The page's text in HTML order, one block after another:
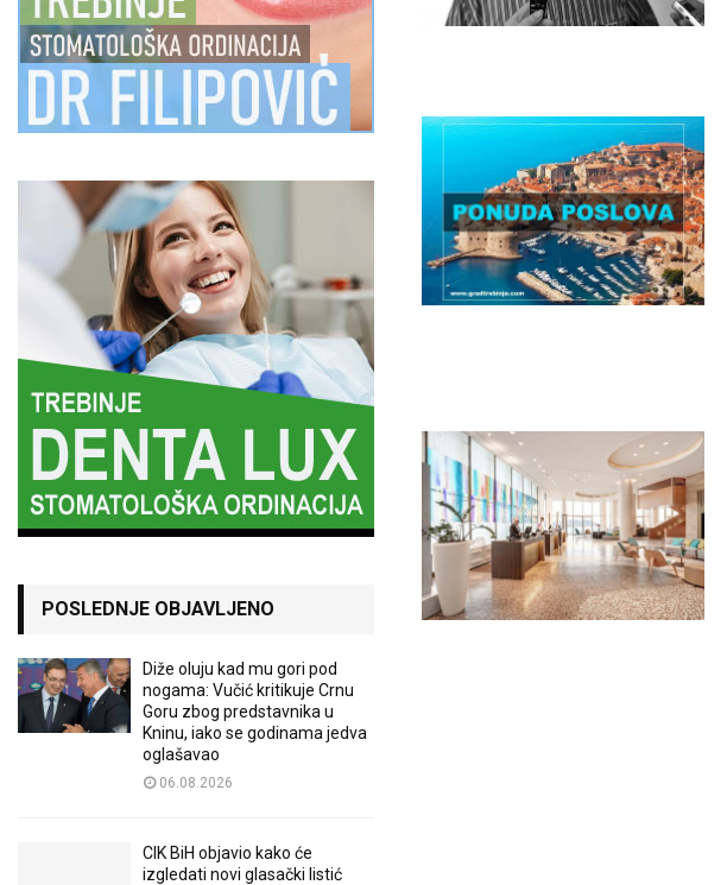
POSLEDNJE OBJAVLJENO
Diže oluju kad mu gori pod
nogama: Vučić kritikuje Crnu
Goru zbog predstavnika u
Kninu, iako se godinama jedva
oglašavao
06.08.2026
CIK BiH objavio kako će
izgledati novi glasački listić